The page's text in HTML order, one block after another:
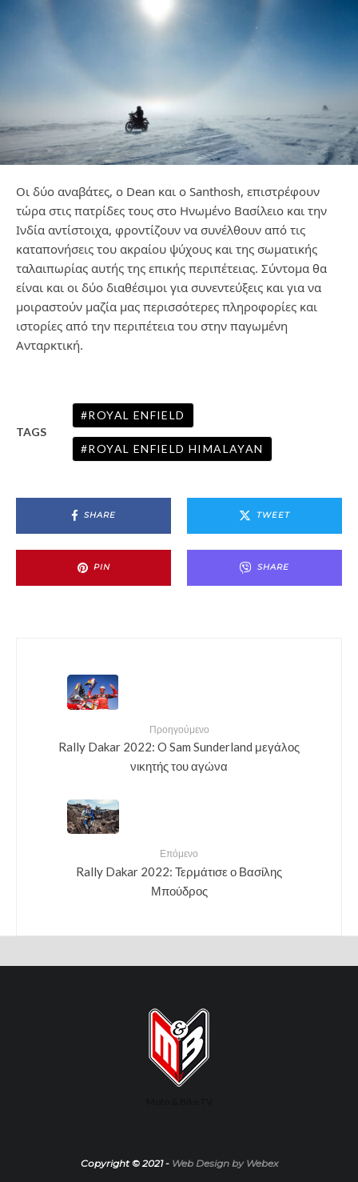
Οι δύο αναβάτες, ο Dean και ο Santhosh, επιστρέφουν
τώρα στις πατρίδες τους στο Ηνωμένο Βασίλειο και την
Ινδία αντίστοιχα, φροντίζουν να συνέλθουν από τις
καταπονήσεις του ακραίου ψύχους και της σωματικής
ταλαιπωρίας αυτής της επικής περιπέτειας. Σύντομα θα
είναι και οι δύο διαθέσιμοι για συνεντεύξεις και για να
μοιραστούν μαζία μας περισσότερες πληροφορίες και
ιστορίες από την περιπέτεια του στην παγωμένη
Ανταρκτική.
TAGS
ROYAL ENFIELD
ROYAL ENFIELD HIMALAYAN
SHARE TWEET
PIN SHARE
Προηγούμενο
Rally Dakar 2022: O Sam Sunderland μεγάλος
νικητής του αγώνα
Επόμενο
Rally Dakar 2022: Τερμάτισε ο Βασίλης
Μπούδρος
Copyright © 2021 - Web Design by Webex